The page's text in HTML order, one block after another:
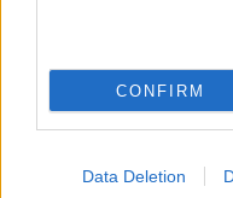
CONFIRM
Data Deletion
omar73 e senza poter
probabilmente hai
blocchetto accensione...
Speedy3